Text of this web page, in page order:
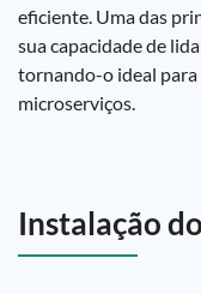
eficiente. Uma das
sua capacidade de
tornando-o ideal para
microserviços.
Instalação